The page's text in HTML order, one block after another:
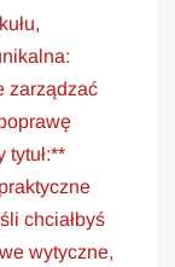
zarządzać
chciałbyś
wytyczne,